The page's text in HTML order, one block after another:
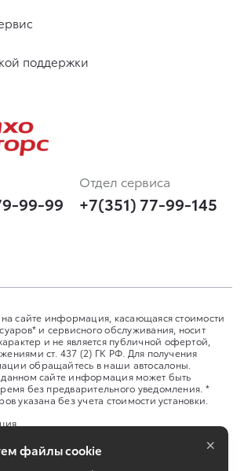
поддержки
99-99
Отдел сервиса
+7(351) 77-99-145
на сайте информация, касающаяся стоимости
и сервисного обслуживания, носит
и не является публичной офертой,
ст. 437 (2) ГК РФ. Для получения
обращайтесь в наши автосалоны.
сайте информация может быть
без предварительного уведомления. *
указана без учета стоимости установки.
файлы cookie ×